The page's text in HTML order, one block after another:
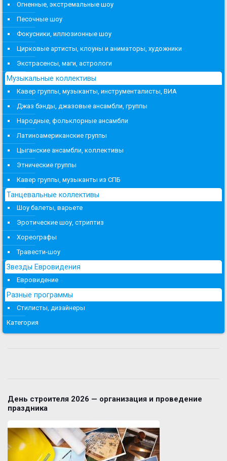
Огненные, экстремальные шоу
Песочные шоу
Фокусники, иллюзионные шоу
Цирковые артисты, клоуны и аниматоры, художники
Экстрасенсы, маги, астрологи
Музыкальные коллективы
Кавер группы, музыканты, инструменталисты, ВИА
Джаз бэнды, джазовые ансамбли, группы
Народные, фольклорные ансамбли
Латиноамериканские группы
Цыганские ансамбли, коллективы
Этнические группы
Кавер группы, музыканты из СПБ
Танцевальные коллективы
Шоу балеты, варьете
Эротические шоу, стриптиз
Хореографы
Травести-шоу
Звезды Евровидения
Евровидение
Разные программы
Стилисты, дизайнеры
Категория
День строителя 2026 — организация и проведение
праздника